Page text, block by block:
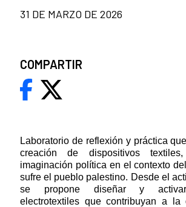
Laboratorio de reflexión y práctica
creación de dispositivos
imaginación política en el contexto
sufre el pueblo palestino. Desde el
se propone diseñar y activar
electrotextiles que contribuyan a la
31 DE MARZO DE 2026
COMPARTIR